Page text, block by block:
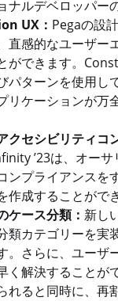
ナルデベロッパー
UX： Pegaの設
直感的なユーザー
ができます。
パターンを使用し
リケーションが万
クセシビリティコ
’23は、オー
ンプライアンスを
作成することがで
ケース分類： 新し
類カテゴリーを実
。さらに、ユーザ
く解決することが
れると同時に、再